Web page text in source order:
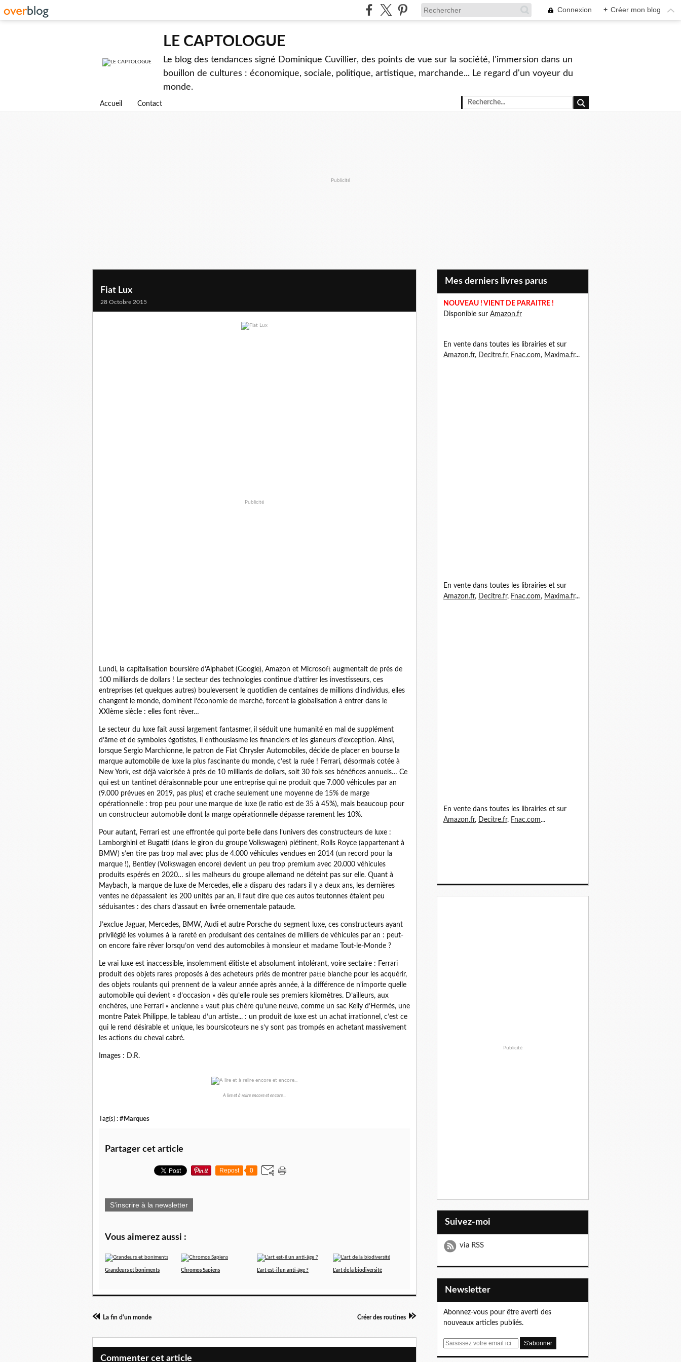
Connexion + Créer mon blog
LE CAPTOLOGUE
Le blog des tendances signé Dominique Cuvillier, des points de vue sur la société, l'immersion dans un
bouillon de cultures : économique, sociale, politique, artistique, marchande... Le regard d'un voyeur du
monde.
Accueil Contact
Publicité
Fiat Lux
28 Octobre 2015
Publicité
Lundi, la capitalisation boursière d’Alphabet (Google), Amazon et Microsoft augmentait de près de
100 milliards de dollars ! Le secteur des technologies continue d’attirer les investisseurs, ces
entreprises (et quelques autres) bouleversent le quotidien de centaines de millions d’individus, elles
changent le monde, dominent l'économie de marché, forcent la globalisation à entrer dans le
XXIème siècle : elles font rêver…
Le secteur du luxe fait aussi largement fantasmer, il séduit une humanité en mal de supplément
d’âme et de symboles égotistes, il enthousiasme les financiers et les glaneurs d’exception. Ainsi,
lorsque Sergio Marchionne, le patron de Fiat Chrysler Automobiles, décide de placer en bourse la
marque automobile de luxe la plus fascinante du monde, c’est la ruée ! Ferrari, désormais cotée à
New York, est déjà valorisée à près de 10 milliards de dollars, soit 30 fois ses bénéfices annuels… Ce
qui est un tantinet déraisonnable pour une entreprise qui ne produit que 7.000 véhicules par an
(9.000 prévues en 2019, pas plus) et crache seulement une moyenne de 15% de marge
opérationnelle : trop peu pour une marque de luxe (le ratio est de 35 à 45%), mais beaucoup pour
un constructeur automobile dont la marge opérationnelle dépasse rarement les 10%.
Pour autant, Ferrari est une effrontée qui porte belle dans l’univers des constructeurs de luxe :
Lamborghini et Bugatti (dans le giron du groupe Volkswagen) piétinent, Rolls Royce (appartenant à
BMW) s’en tire pas trop mal avec plus de 4.000 véhicules vendues en 2014 (un record pour la
marque !), Bentley (Volkswagen encore) devient un peu trop premium avec 20.000 véhicules
produits espérés en 2020… si les malheurs du groupe allemand ne déteint pas sur elle. Quant à
Maybach, la marque de luxe de Mercedes, elle a disparu des radars il y a deux ans, les dernières
ventes ne dépassaient les 200 unités par an, il faut dire que ces autos teutonnes étaient peu
séduisantes : des chars d’assaut en livrée ornementale pataude.
J’exclue Jaguar, Mercedes, BMW, Audi et autre Porsche du segment luxe, ces constructeurs ayant
privilégié les volumes à la rareté en produisant des centaines de milliers de véhicules par an : peut-
on encore faire rêver lorsqu’on vend des automobiles à monsieur et madame Tout-le-Monde ?
Le vrai luxe est inaccessible, insolemment élitiste et absolument intolérant, voire sectaire : Ferrari
produit des objets rares proposés à des acheteurs priés de montrer patte blanche pour les acquérir,
des objets roulants qui prennent de la valeur année après année, à la différence de n’importe quelle
automobile qui devient « d’occasion » dès qu’elle roule ses premiers kilomètres. D’ailleurs, aux
enchères, une Ferrari « ancienne » vaut plus chère qu’une neuve, comme un sac Kelly d’Hermès, une
montre Patek Philippe, le tableau d’un artiste... : un produit de luxe est un achat irrationnel, c’est ce
qui le rend désirable et unique, les boursicoteurs ne s’y sont pas trompés en achetant massivement
les actions du cheval cabré.
Images : D.R.
A lire et à relire encore et encore...
Tag(s) : #Marques
Partager cet article
Repost 0
S'inscrire à la newsletter
Vous aimerez aussi :
Grandeurs et boniments Chromos Sapiens L'art est-il un anti-âge ? L'art de la biodiversité
La fin d'un monde Créer des routines
Commenter cet article
Mes derniers livres parus
NOUVEAU ! VIENT DE PARAITRE !
Disponible sur Amazon.fr
En vente dans toutes les librairies et sur
Amazon.fr, Decitre.fr, Fnac.com, Maxima.fr...
En vente dans toutes les librairies et sur
Amazon.fr, Decitre.fr, Fnac.com, Maxima.fr...
En vente dans toutes les librairies et sur
Amazon.fr, Decitre.fr, Fnac.com...
Publicité
Suivez-moi
via RSS
Newsletter
Abonnez-vous pour être averti des
nouveaux articles publiés.
E